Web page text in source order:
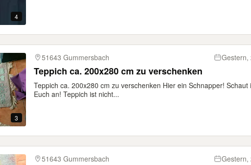
4
3
51643 Gummersbach Gestern,
Teppich ca. 200x280 cm zu verschenken
Teppich ca. 200x280 cm zu verschenken Hier ein Schnapper! Schaut
Euch an! Teppich ist nicht...
51643 Gummersbach Gestern,